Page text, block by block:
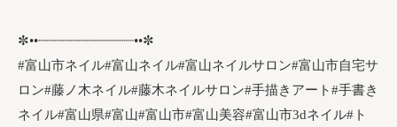
✼••┈┈┈┈┈┈┈┈┈┈┈┈••✼
#富山市ネイル#富山ネイル#富山ネイルサロン#富山市自宅サ
ロン#藤ノ木ネイル#藤木ネイルサロン#手描きアート#手書き
ネイル#富山県#富山#富山市#富山美容#富山市3dネイル#ト